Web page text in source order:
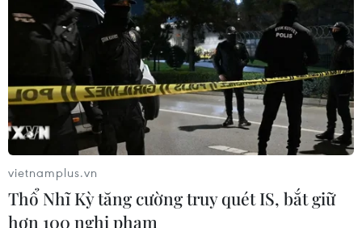
Theo dõi VietnamPlus
TIN LIÊN QUAN
vietnamplus.vn
Thổ Nhĩ Kỳ tăng cường truy quét IS, bắt giữ
hơn 100 nghi phạm